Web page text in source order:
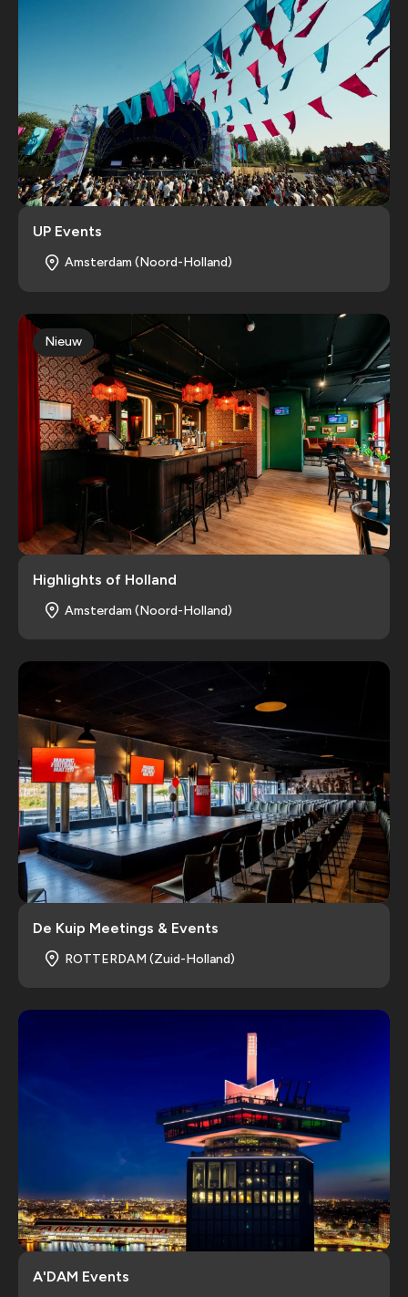
UP Events
Amsterdam (Noord-Holland)
Highlights of Holland
Amsterdam (Noord-Holland)
Nieuw
De Kuip Meetings & Events
ROTTERDAM (Zuid-Holland)
A'DAM Events